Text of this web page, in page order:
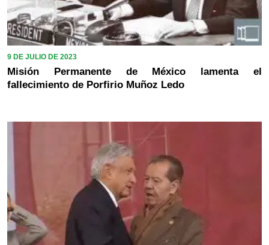
9 DE JULIO DE 2023
Misión Permanente de México lamenta el
fallecimiento de Porfirio Muñoz Ledo